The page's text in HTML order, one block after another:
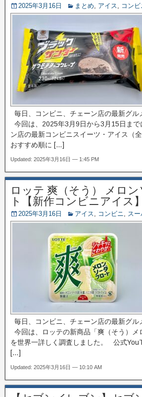
2025年3月16日 まとめ, アイス, コンビ
毎日、コンビニ、チェーン店の最新グル
今回は、2025年3月9日から3月15日ま
ン店の最新コンビニスイーツ・アイス（
おすすめ順に […]
Updated: 2025年3月16日 — 1:45 PM
ロッテ 爽（そう） メロ
ト【新作コンビニアイス】
2025年3月16日 アイス, コンビニ, スー
毎日、コンビニ、チェーン店の最新グル
今回は、ロッテの新商品「爽（そう）メ
を世界一詳しく調査しました。 公式
[…]
Updated: 2025年3月16日 — 10:10 AM